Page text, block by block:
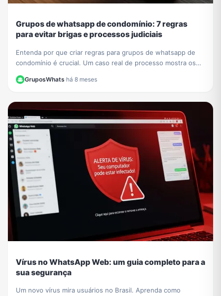
Grupos de whatsapp de condomínio: 7 regras
para evitar brigas e processos judiciais
Entenda por que criar regras para grupos de whatsapp de
condomínio é crucial. Um caso real de processo mostra os
GruposWhats·há 8 meses
Vírus no WhatsApp Web: um guia completo para a
sua segurança
Um novo vírus mira usuários no Brasil. Aprenda como